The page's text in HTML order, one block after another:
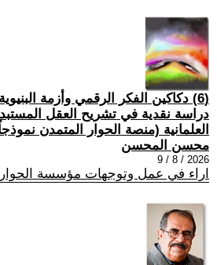
(6) دكاكين الفكر الرقمي وأزمة
دراسة نقدية في تشريح العقل
العلمانية (منصة الحوار المتمدن
محسن المحسن
2026 / 8 / 9
اراء في عمل وتوجهات مؤسسة